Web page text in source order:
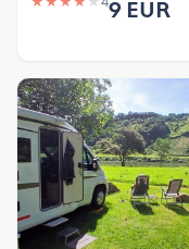
9 EUR